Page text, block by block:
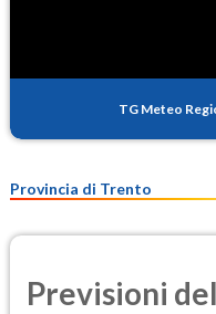
TG Meteo
Provincia di Trento
Previsioni